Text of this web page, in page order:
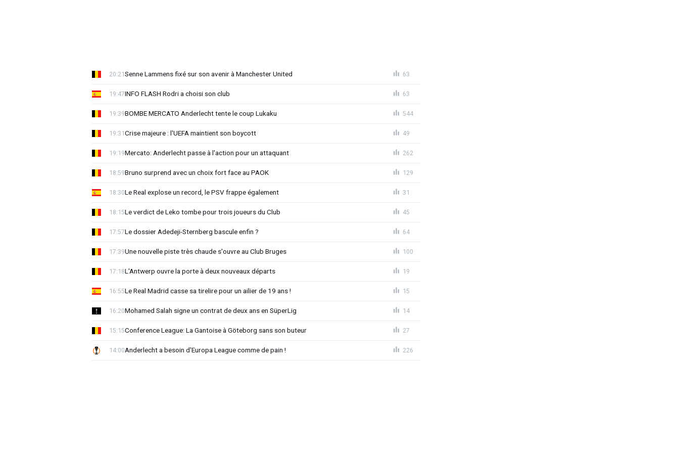
Senne Lammens fixé sur son avenir à Manchester United
20:21 63
INFO FLASH Rodri a choisi son club
19:47 63
BOMBE MERCATO Anderlecht tente le coup Lukaku
19:39 544
Crise majeure : l'UEFA maintient son boycott
19:31 49
Mercato: Anderlecht passe à l'action pour un attaquant
19:19 262
Bruno surprend avec un choix fort face au PAOK
18:59 129
Le Real explose un record, le PSV frappe également
18:30 31
Le verdict de Leko tombe pour trois joueurs du Club
18:15 45
Le dossier Adedeji-Sternberg bascule enfin ?
17:57 64
Une nouvelle piste très chaude s'ouvre au Club Bruges
17:39 100
L'Antwerp ouvre la porte à deux nouveaux départs
17:18 19
Le Real Madrid casse sa tirelire pour un ailier de 19 ans !
16:55 15
Mohamed Salah signe un contrat de deux ans en SüperLig
16:20 14
Conference League: La Gantoise à Göteborg sans son buteur
15:15 27
Anderlecht a besoin d'Europa League comme de pain !
14:00 226